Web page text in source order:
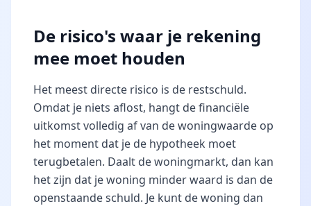
De risico's waar je rekening
mee moet houden
Het meest directe risico is de restschuld.
Omdat je niets aflost, hangt de financiële
uitkomst volledig af van de woningwaarde op
het moment dat je de hypotheek moet
terugbetalen. Daalt de woningmarkt, dan kan
het zijn dat je woning minder waard is dan de
openstaande schuld. Je kunt de woning dan